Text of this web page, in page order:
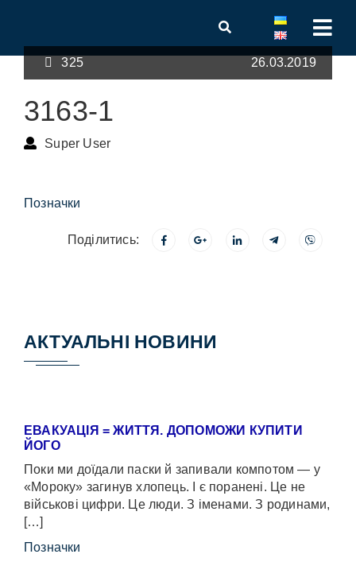
325 26.03.2019
3163-1
Super User
Позначки
Поділитись:
АКТУАЛЬНІ НОВИНИ
ЕВАКУАЦІЯ = ЖИТТЯ. ДОПОМОЖИ КУПИТИ
ЙОГО
Поки ми доїдали паски й запивали компотом — у
«Мороку» загинув хлопець. І є поранені. Це не
військові цифри. Це люди. З іменами. З родинами,
[…]
Позначки